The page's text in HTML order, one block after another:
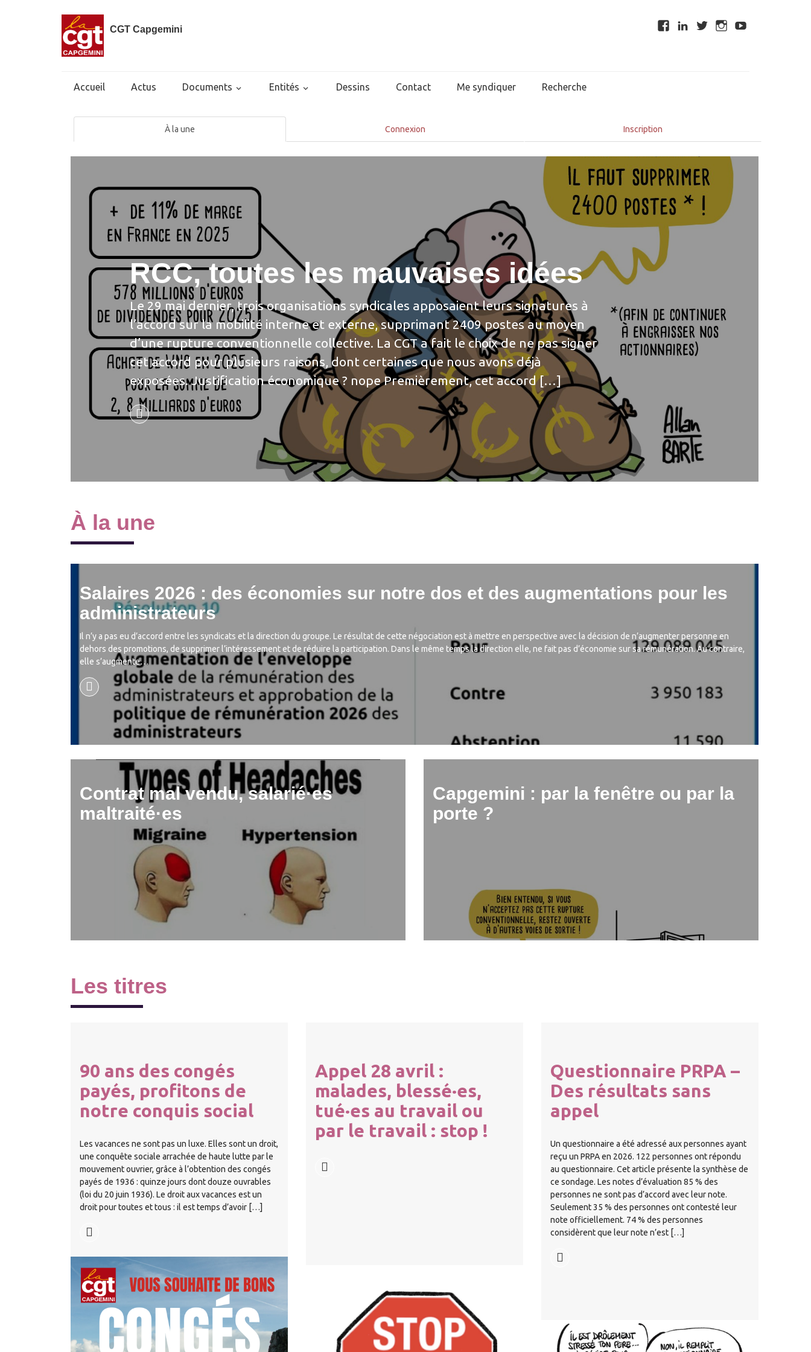
CGT Capgemini
Accueil Actus Documents Entités Dessins Contact Me syndiquer Recherche
À la une Connexion Inscription
RCC, toutes les mauvaises idées
Le 29 mai dernier, trois organisations syndicales apposaient leurs signatures à
l’accord sur la mobilité interne et externe, supprimant 2409 postes au moyen
d’une rupture conventionnelle collective. La CGT a fait le choix de ne pas signer
cet accord pour plusieurs raisons, dont certaines que nous avons déjà
exposées. Justification économique ? nope Premièrement, cet accord […]
À la une
Salaires 2026 : des économies sur notre dos et des augmentations pour les
administrateurs
Il n’y a pas eu d’accord entre les syndicats et la direction du groupe. Le résultat de cette négociation est à mettre en perspective avec la décision de n’augmenter personne en
dehors des promotions, de supprimer l’intéressement et de réduire la participation. Dans le même temps la direction elle, ne fait pas d’économie sur sa rémunération. Au contraire,
elle s’augmente…
Contrat mal vendu, salarié·es
maltraité·es
Capgemini : par la fenêtre ou par la
porte ?
Les titres
90 ans des congés
payés, profitons de
notre conquis social
Les vacances ne sont pas un luxe. Elles sont un droit,
une conquête sociale arrachée de haute lutte par le
mouvement ouvrier, grâce à l’obtention des congés
payés de 1936 : quinze jours dont douze ouvrables
(loi du 20 juin 1936). Le droit aux vacances est un
droit pour toutes et tous : il est temps d’avoir […]
Appel 28 avril :
malades, blessé·es,
tué·es au travail ou
par le travail : stop !
Questionnaire PRPA –
Des résultats sans
appel
Un questionnaire a été adressé aux personnes ayant
reçu un PRPA en 2026. 122 personnes ont répondu
au questionnaire. Cet article présente la synthèse de
ce sondage. Les notes d’évaluation 85 % des
personnes ne sont pas d’accord avec leur note.
Seulement 35 % des personnes ont contesté leur
note officiellement. 74 % des personnes
considèrent que leur note n’est […]